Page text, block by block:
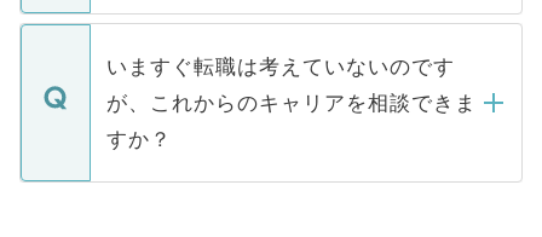
関を公にしてしまうと、応募が殺到する場
に、医療機関が求める条件に合った人材の
みを人材紹介会社に依頼するケースが増え
ています。
定を承諾する必要はありません。内定先へ
の辞退の連絡はキャリアパートナーが行い
ますので、ご安心ください。
個人情報が漏えいすることはありませんの
で、ご安心ください。当サイトからの登録
などで収集したご登録者様の個人情報は、
ご本人のキャリアアップおよび転職活動の
支援を目的に使用いたします。お預かりし
ているすべての個人データはご本人の許可
いますぐ転職は考えていないのです
が、これからのキャリアを相談できま
すか？